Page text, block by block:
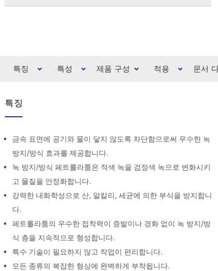
특징 특성 제품 구성 적용 문서
특징
금속 표면에 공기와 물이 닿지 않도록 차단함으로써 우수한 녹
방지/방식 효과를 제공합니다.
녹 방지/방식 페트롤라툼은 적색 녹을 검정색 녹으로 변화시키
고 물질을 안정화합니다.
강력한 내화학성으로 산, 알칼리, 세균에 의한 부식을 방지합니
다.
페트롤라툼의 우수한 접착력이 증발이나 경화 없이 녹 방지/방
식 층을 지속적으로 형성합니다.
특수 기술이 필요하지 않고 작업이 편리합니다.
모든 종류의 복잡한 형상에 완벽하게 부착됩니다.